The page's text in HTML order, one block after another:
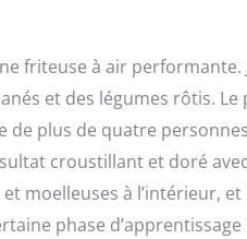
friteuse à air performante.
et des légumes rôtis.
plus de quatre
croustillant et doré
moelleuses à l’intérieur,
phase